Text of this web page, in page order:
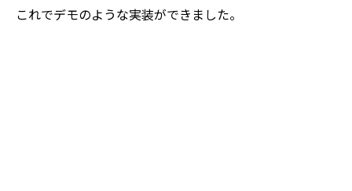
これでデモのような実装ができました。